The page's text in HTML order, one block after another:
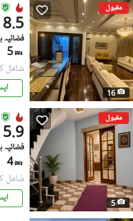
مقبول
16
8.5 کروڑ
فضائیہ
5
شامل کی:3
مقبول
5
5.9 کروڑ
فضائیہ
4
شامل کی:14